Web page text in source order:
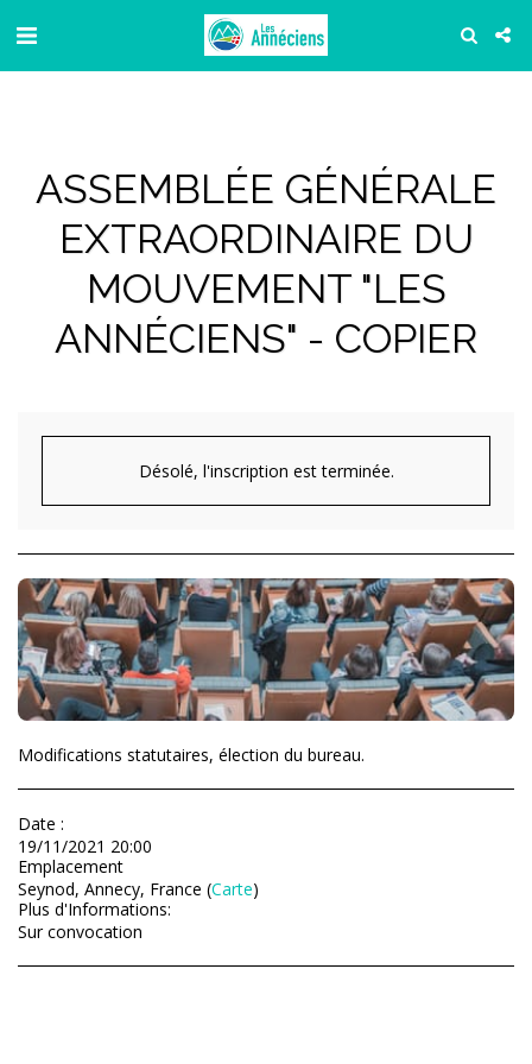
ASSEMBLÉE GÉNÉRALE
EXTRAORDINAIRE DU
MOUVEMENT "LES
ANNÉCIENS" - COPIER
Désolé, l'inscription est terminée.
Modifications statutaires, élection du bureau.
Date :
19/11/2021 20:00
Emplacement
Seynod, Annecy, France (Carte)
Plus d'Informations:
Sur convocation